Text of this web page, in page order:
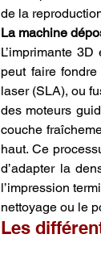
de la
La machine
L’imprimante
peut faire
laser (SLA), ou
des moteurs
couche
haut. Ce
d’adapter la
l’impression
nettoyage ou le
Les